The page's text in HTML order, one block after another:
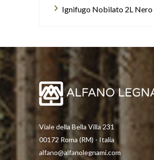
Ignifugo Nobilato 2L Nero
Viale della Bella Villa 231
00172 Roma (RM) - Italia
alfano@alfanolegnami.com